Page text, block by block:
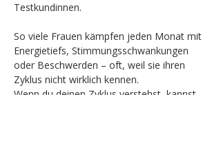
Testkundinnen.
So viele Frauen kämpfen jeden Monat mit
Energietiefs, Stimmungsschwankungen
oder Beschwerden – oft, weil sie ihren
Zyklus nicht wirklich kennen.
Wenn du deinen Zyklus verstehst, kannst